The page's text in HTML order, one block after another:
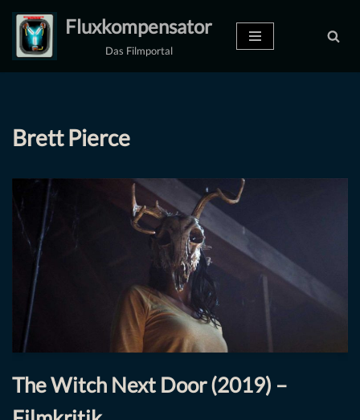
Zum
Inhalt
Fluxkompensator
Das Filmportal
Brett Pierce
The Witch Next Door (2019) –